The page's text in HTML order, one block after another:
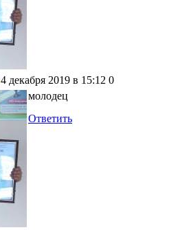
4 декабря 2019 в 15:12 0
молодец
Ответить